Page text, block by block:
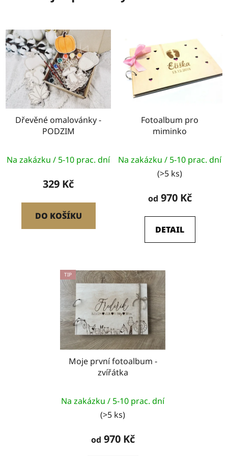
Dřevěné omalovánky -
PODZIM
Na zakázku / 5-10 prac. dní
329 Kč
DO KOŠÍKU
Fotoalbum pro
miminko
Na zakázku / 5-10 prac. dní
(>5 ks)
od 970 Kč
DETAIL
TIP
Moje první fotoalbum -
zvířátka
Na zakázku / 5-10 prac. dní
(>5 ks)
od 970 Kč